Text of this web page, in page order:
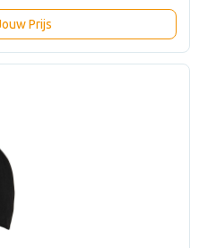
Prijs